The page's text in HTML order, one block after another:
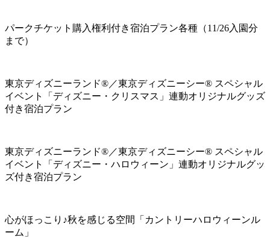
パークチケット購入権利付き宿泊プラン各種（11/26入園分
まで）
東京ディズニーランド®／東京ディズニーシー® スペシャル
イベント「ディズニー・クリスマス」連動オリジナルグッズ
付き宿泊プラン
東京ディズニーランド®／東京ディズニーシー® スペシャル
イベント「ディズニー・ハロウィーン」連動オリジナルグッ
ズ付き宿泊プラン
心がほっこり♪秋を感じる空間「カントリーハロウィーンル
ーム」